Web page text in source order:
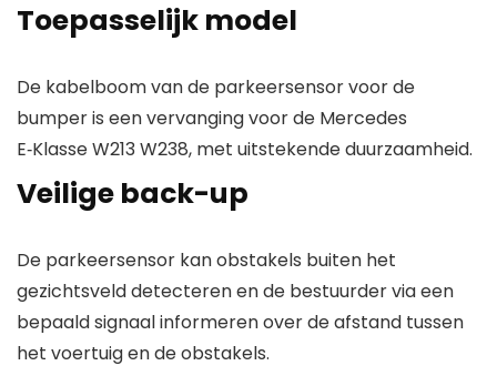
Toepasselijk model
De kabelboom van de parkeersensor voor de
bumper is een vervanging voor de Mercedes
E‑Klasse W213 W238, met uitstekende duurzaamheid.
Veilige back-up
De parkeersensor kan obstakels buiten het
gezichtsveld detecteren en de bestuurder via een
bepaald signaal informeren over de afstand tussen
het voertuig en de obstakels.